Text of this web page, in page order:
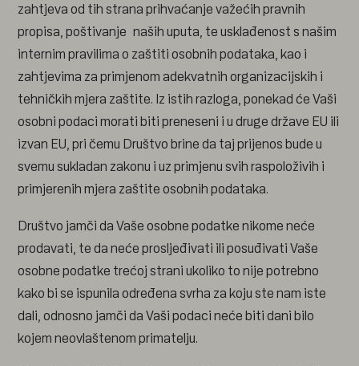
zahtjeva od tih strana prihvaćanje važećih pravnih
propisa, poštivanje naših uputa, te usklađenost s našim
internim pravilima o zaštiti osobnih podataka, kao i
zahtjevima za primjenom adekvatnih organizacijskih i
tehničkih mjera zaštite. Iz istih razloga, ponekad će Vaši
osobni podaci morati biti preneseni i u druge države EU ili
izvan EU, pri čemu Društvo brine da taj prijenos bude u
svemu sukladan zakonu i uz primjenu svih raspoloživih i
primjerenih mjera zaštite osobnih podataka.
Društvo jamči da Vaše osobne podatke nikome neće
prodavati, te da neće prosljeđivati ili posuđivati Vaše
osobne podatke trećoj strani ukoliko to nije potrebno
kako bi se ispunila određena svrha za koju ste nam iste
dali, odnosno jamči da Vaši podaci neće biti dani bilo
kojem neovlaštenom primatelju.